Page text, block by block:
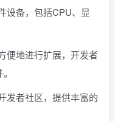
设备，包括CPU、显
便地进行扩展，开发者
发者社区，提供丰富的